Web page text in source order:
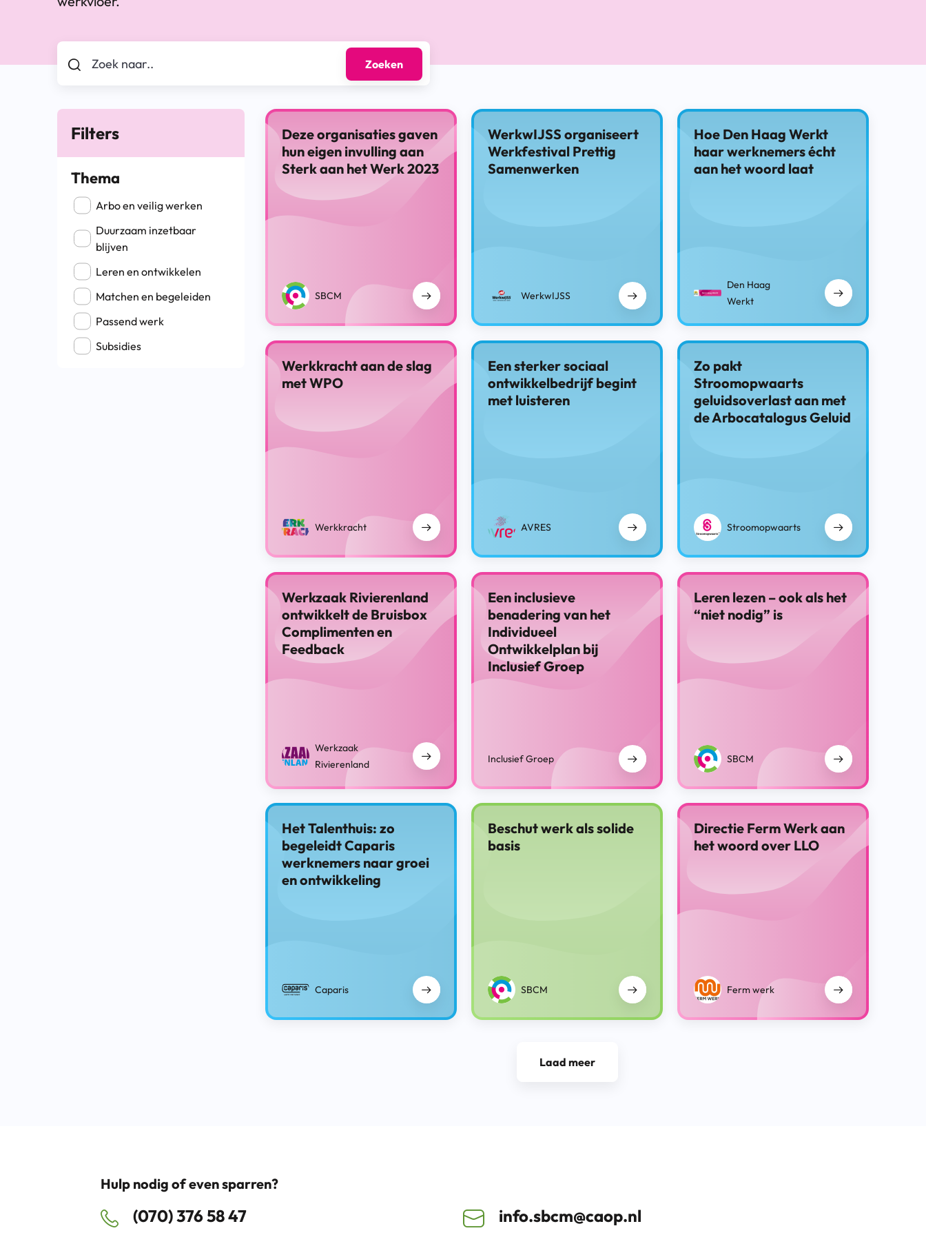
Zoek naar..
Zoeken
Filters
Thema
Filter op Thema
Arbo en veilig werken
Duurzaam inzetbaar
blijven
Leren en ontwikkelen
Matchen en begeleiden
Passend werk
Subsidies
Deze organisaties gaven
hun eigen invulling aan
Sterk aan het Werk 2023
SBCM
WerkwIJSS organiseert
Werkfestival Prettig
Samenwerken
WerkwIJSS
Hoe Den Haag Werkt
haar werknemers écht
aan het woord laat
Den Haag
Werkt
Werkkracht aan de slag
met WPO
Werkkracht
Een sterker sociaal
ontwikkelbedrijf begint
met luisteren
AVRES
Zo pakt
Stroomopwaarts
geluidsoverlast aan met
de Arbocatalogus Geluid
Stroomopwaarts
Werkzaak Rivierenland
ontwikkelt de Bruisbox
Complimenten en
Feedback
Werkzaak
Rivierenland
Een inclusieve
benadering van het
Individueel
Ontwikkelplan bij
Inclusief Groep
Inclusief Groep
Leren lezen – ook als het
“niet nodig” is
SBCM
Het Talenthuis: zo
begeleidt Caparis
werknemers naar groei
en ontwikkeling
Caparis
Beschut werk als solide
basis
SBCM
Directie Ferm Werk aan
het woord over LLO
Ferm werk
Laad meer
Hulp nodig of even sparren?
(070) 376 58 47 info.sbcm@caop.nl